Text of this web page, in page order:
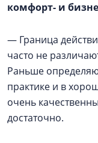
комфорт- и
— Граница
часто не
Раньше
практике и в
очень
достаточно.